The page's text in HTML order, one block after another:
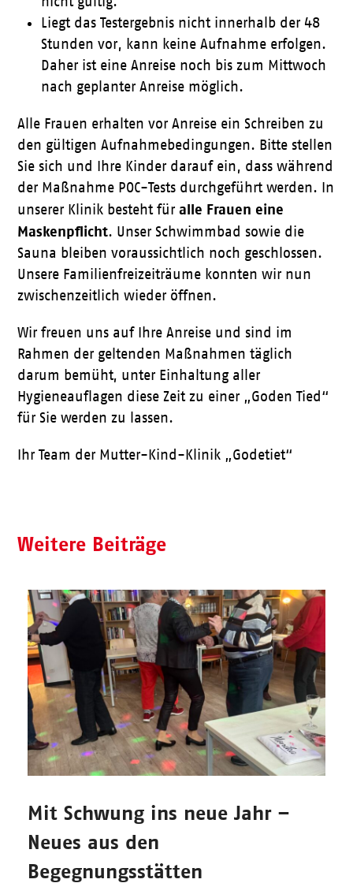
Liegt das Testergebnis nicht innerhalb der 48
Stunden vor, kann keine Aufnahme erfolgen.
Daher ist eine Anreise noch bis zum Mittwoch
nach geplanter Anreise möglich.
Alle Frauen erhalten vor Anreise ein Schreiben zu
den gültigen Aufnahmebedingungen. Bitte stellen
Sie sich und Ihre Kinder darauf ein, dass während
der Maßnahme POC-Tests durchgeführt werden. In
unserer Klinik besteht füralle Frauen eine
Maskenpflicht. Unser Schwimmbad sowie die
Sauna bleiben voraussichtlich noch geschlossen.
Unsere Familienfreizeiträume konnten wir nun
zwischenzeitlich wieder öffnen.
Wir freuen uns auf Ihre Anreise und sind im
Rahmen der geltenden Maßnahmen täglich
darum bemüht, unter Einhaltung aller
Hygieneauflagen diese Zeit zu einer „Goden Tied“
für Sie werden zu lassen.
Ihr Team der Mutter-Kind-Klinik „Godetiet“
Weitere Beiträge
Mit Schwung ins neue Jahr –
Neues aus den
Begegnungsstätten